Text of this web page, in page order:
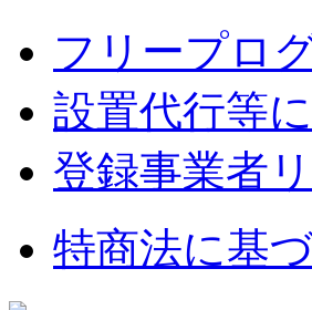
フリープロ
設置代行等
登録事業者
特商法に基